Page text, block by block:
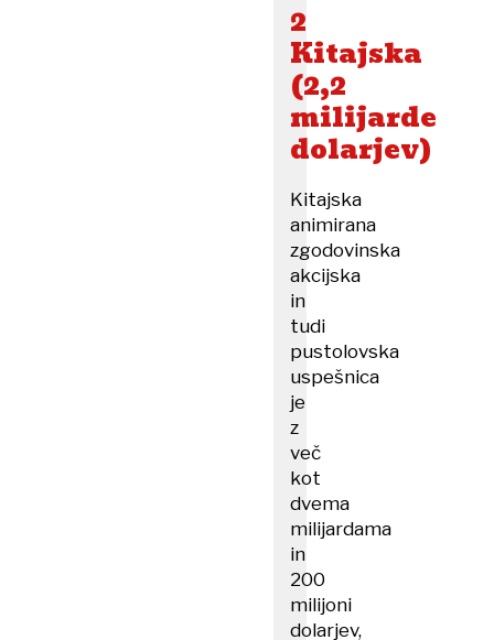
2
Kitajska
(2,2
milijarde
dolarjev)
Kitajska
animirana
zgodovinska
akcijska
in
tudi
pustolovska
uspešnica
je
z
več
kot
dvema
milijardama
in
200
milijoni
dolarjev,